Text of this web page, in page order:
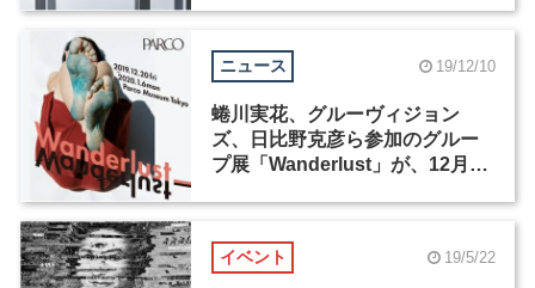
ニュース 19/12/10
蜷川実花、グルーヴィジョン
ズ、日比野克彦ら参加のグルー
プ展「Wanderlust」が、12月20
イベント 19/5/22